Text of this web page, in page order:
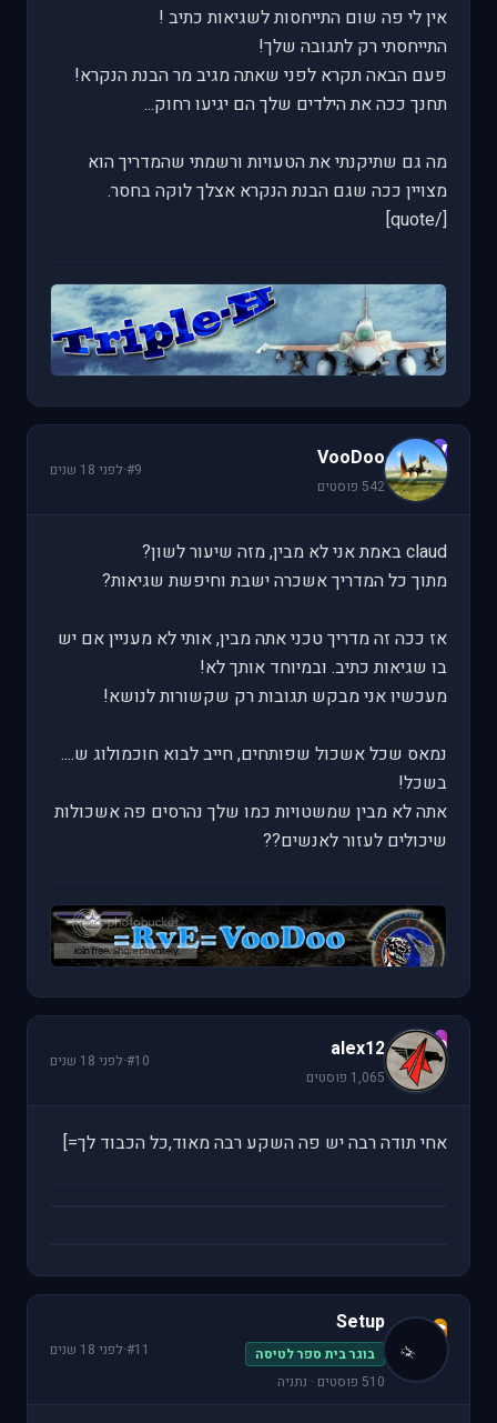
אין לי פה שום התייחסות לשגיאות כתיב !
התייחסתי רק לתגובה שלך!
פעם הבאה תקרא לפני שאתה מגיב מר הבנת הנקרא!
תחנך ככה את הילדים שלך הם יגיעו רחוק...
מה גם שתיקנתי את הטעויות ורשמתי שהמדריך הוא
מצויין ככה שגם הבנת הנקרא אצלך לוקה בחסר.
[/quote]
V
VooDoo
542 פוסטים
#9
·לפני 18 שנים
claud באמת אני לא מבין, מזה שיעור לשון?
מתוך כל המדריך אשכרה ישבת וחיפשת שגיאות?
אז ככה זה מדריך טכני אתה מבין, אותי לא מעניין אם יש
בו שגיאות כתיב. ובמיוחד אותך לא!
מעכשיו אני מבקש תגובות רק שקשורות לנושא!
נמאס שכל אשכול שפותחים, חייב לבוא חוכמולוג ש....
בשכל!
אתה לא מבין שמשטויות כמו שלך נהרסים פה אשכולות
שיכולים לעזור לאנשים??
a
alex12
1,065 פוסטים
#10
·לפני 18 שנים
אחי תודה רבה יש פה השקע רבה מאוד,כל הכבוד לך=]
S
Setup
בוגר בית ספר לטיסה
510 פוסטים · נתניה
#11
·לפני 18 שנים